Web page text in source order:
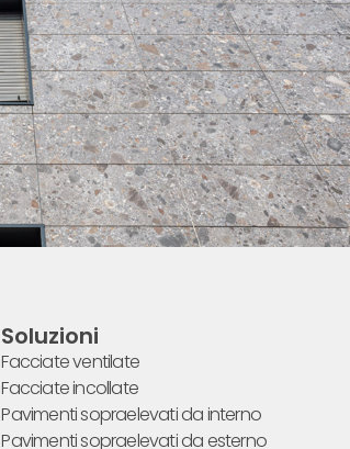
Soluzioni
Facciate ventilate
Facciate incollate
Pavimenti sopraelevati da interno
Pavimenti sopraelevati da esterno